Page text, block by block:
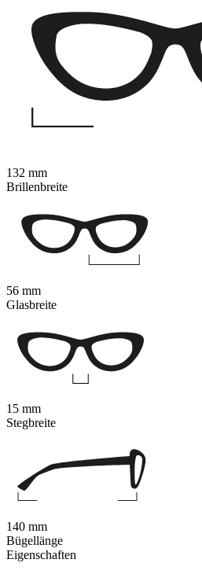
Eigenschaften
132 mm
Brillenbreite
56 mm
Glasbreite
15 mm
Stegbreite
140 mm
Bügellänge